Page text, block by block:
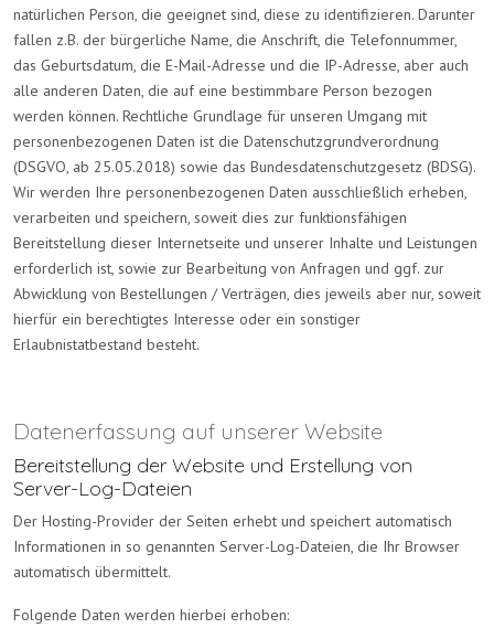
natürlichen Person, die geeignet sind, diese zu identifizieren. Darunter
fallen z.B. der bürgerliche Name, die Anschrift, die Telefonnummer,
das Geburtsdatum, die E-Mail-Adresse und die IP-Adresse, aber auch
alle anderen Daten, die auf eine bestimmbare Person bezogen
werden können. Rechtliche Grundlage für unseren Umgang mit
personenbezogenen Daten ist die Datenschutzgrundverordnung
(DSGVO, ab 25.05.2018) sowie das Bundesdatenschutzgesetz (BDSG).
Wir werden Ihre personenbezogenen Daten ausschließlich erheben,
verarbeiten und speichern, soweit dies zur funktionsfähigen
Bereitstellung dieser Internetseite und unserer Inhalte und Leistungen
erforderlich ist, sowie zur Bearbeitung von Anfragen und ggf. zur
Abwicklung von Bestellungen / Verträgen, dies jeweils aber nur, soweit
hierfür ein berechtigtes Interesse oder ein sonstiger
Erlaubnistatbestand besteht.
Datenerfassung auf unserer Website
Bereitstellung der Website und Erstellung von
Server-Log-Dateien
Der Hosting-Provider der Seiten erhebt und speichert automatisch
Informationen in so genannten Server-Log-Dateien, die Ihr Browser
automatisch übermittelt.
Folgende Daten werden hierbei erhoben: